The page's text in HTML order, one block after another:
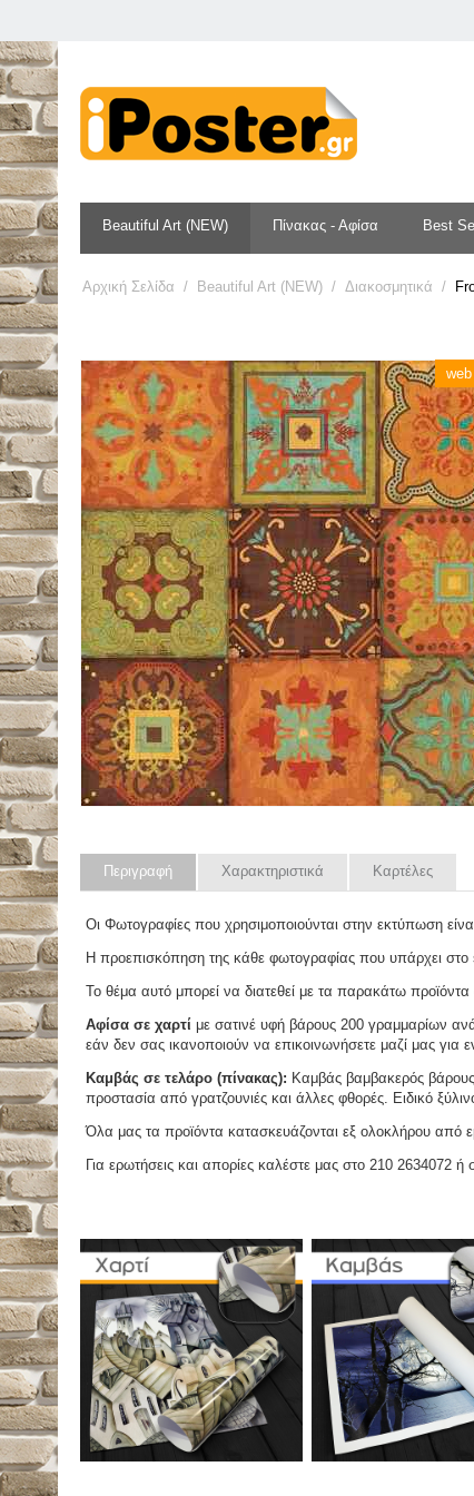
Beautiful Art (NEW) Πίνακας - Αφίσα Best
Αρχική Σελίδα / Beautiful Art (NEW) / Διακοσμητικά /
Περιγραφή Χαρακτηριστικά Καρτέλες
Οι Φωτογραφίες που χρησιμοποιούνται στην εκτύπωση
Η προεπισκόπηση της κάθε φωτογραφίας που υπάρχει
Το θέμα αυτό μπορεί να διατεθεί με τα παρακάτω προϊόντα
Αφίσα σε χαρτί με σατινέ υφή βάρους 200 γραμμαρίων
εάν δεν σας ικανοποιούν να επικοινωνήσετε μαζί μας για
Καμβάς σε τελάρο (πίνακας): Καμβάς βαμβακερός
προστασία από γρατζουνιές και άλλες φθορές. Ειδικό
Όλα μας τα προϊόντα κατασκευάζονται εξ ολοκλήρου από
Για ερωτήσεις και απορίες καλέστε μας στο 210 2634072